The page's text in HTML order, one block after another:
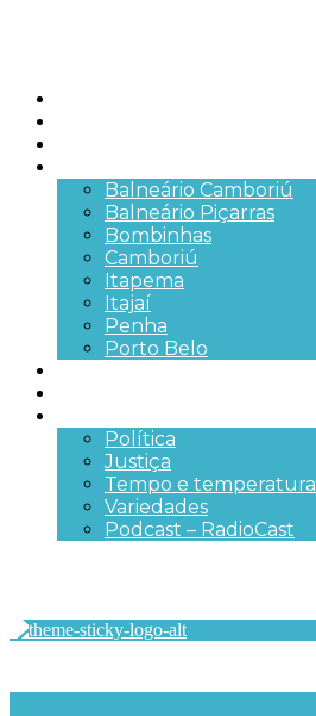
Balneário Camboriú
Balneário Piçarras
Bombinhas
Camboriú
Itapema
Itajaí
Penha
Porto Belo
Política
Justiça
Tempo e temperatura
Variedades
Podcast – RadioCast